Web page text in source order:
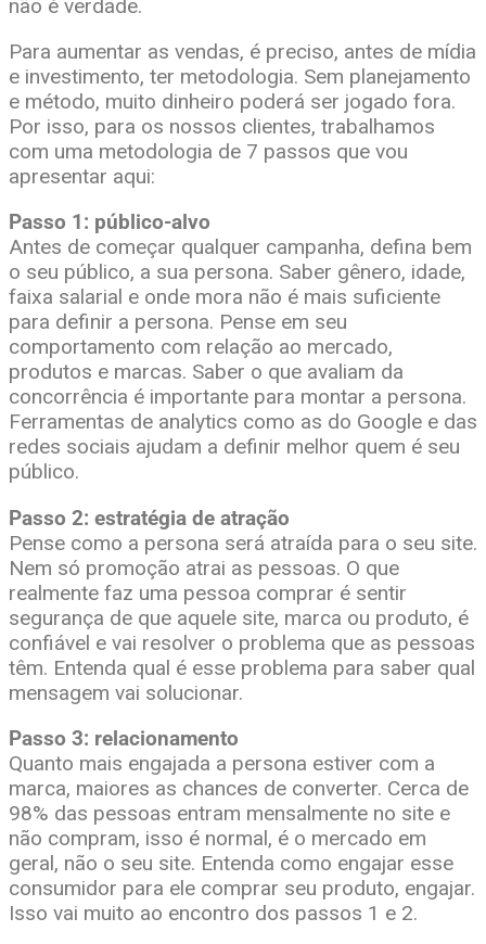
não é verdade.
Para aumentar as vendas, é preciso, antes de mídia
e investimento, ter metodologia. Sem planejamento
e método, muito dinheiro poderá ser jogado fora.
Por isso, para os nossos clientes, trabalhamos
com uma metodologia de 7 passos que vou
apresentar aqui:
Passo 1: público-alvo
Antes de começar qualquer campanha, defina bem
o seu público, a sua persona. Saber gênero, idade,
faixa salarial e onde mora não é mais suficiente
para definir a persona. Pense em seu
comportamento com relação ao mercado,
produtos e marcas. Saber o que avaliam da
concorrência é importante para montar a persona.
Ferramentas de analytics como as do Google e das
redes sociais ajudam a definir melhor quem é seu
público.
Passo 2: estratégia de atração
Pense como a persona será atraída para o seu site.
Nem só promoção atrai as pessoas. O que
realmente faz uma pessoa comprar é sentir
segurança de que aquele site, marca ou produto, é
confiável e vai resolver o problema que as pessoas
têm. Entenda qual é esse problema para saber qual
mensagem vai solucionar.
Passo 3: relacionamento
Quanto mais engajada a persona estiver com a
marca, maiores as chances de converter. Cerca de
98% das pessoas entram mensalmente no site e
não compram, isso é normal, é o mercado em
geral, não o seu site. Entenda como engajar esse
consumidor para ele comprar seu produto, engajar.
Isso vai muito ao encontro dos passos 1 e 2.